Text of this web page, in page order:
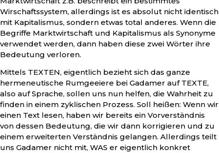
Wirschaftssystem, allerdings ist es absolut nicht identisch
mit Kapitalismus, sondern etwas total anderes. Wenn die
Begriffe Marktwirtschaft und Kapitalismus als Synonyme
verwendet werden, dann haben diese zwei Wörter ihre
Bedeutung verloren.
Mittels TEXTEN, eigentlich bezieht sich das ganze
hermeneutische Rumgeeiere bei Gadamer auf TEXTE,
also auf Sprache, sollen uns nun helfen, die Wahrheit zu
finden in einem zyklischen Prozess. Soll heißen: Wenn wir
einen Text lesen, haben wir bereits ein Vorverständnis
von dessen Bedeutung, die wir dann korrigieren und zu
einem erweiterten Verständnis gelangen. Allerdings teilt
uns Gadamer nicht mit, WAS er eigentlich konkret